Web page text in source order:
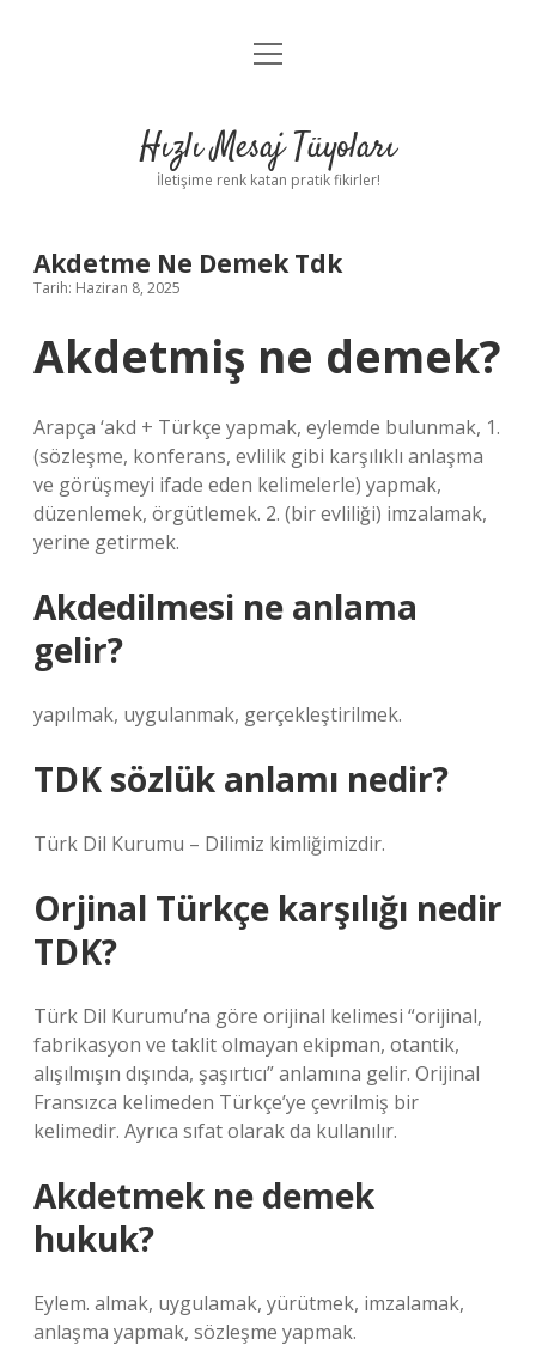
Anasayfa
Yasal Uyarı
menüyü
Hızlı Mesaj Tüyoları
İletişime renk katan pratik fikirler!
Akdetme Ne Demek Tdk
Tarih: Haziran 8, 2025
Akdetmiş ne demek?
Arapça ‘akd + Türkçe yapmak, eylemde bulunmak, 1.
(sözleşme, konferans, evlilik gibi karşılıklı anlaşma
ve görüşmeyi ifade eden kelimelerle) yapmak,
düzenlemek, örgütlemek. 2. (bir evliliği) imzalamak,
yerine getirmek.
Akdedilmesi ne anlama
gelir?
yapılmak, uygulanmak, gerçekleştirilmek.
TDK sözlük anlamı nedir?
Türk Dil Kurumu – Dilimiz kimliğimizdir.
Orjinal Türkçe karşılığı nedir
TDK?
Türk Dil Kurumu’na göre orijinal kelimesi “orijinal,
fabrikasyon ve taklit olmayan ekipman, otantik,
alışılmışın dışında, şaşırtıcı” anlamına gelir. Orijinal
Fransızca kelimeden Türkçe’ye çevrilmiş bir
kelimedir. Ayrıca sıfat olarak da kullanılır.
Akdetmek ne demek
hukuk?
Eylem. almak, uygulamak, yürütmek, imzalamak,
anlaşma yapmak, sözleşme yapmak.